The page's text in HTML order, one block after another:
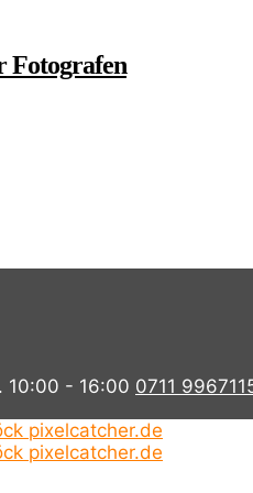
Fotografen
10:00 - 16:00 0711